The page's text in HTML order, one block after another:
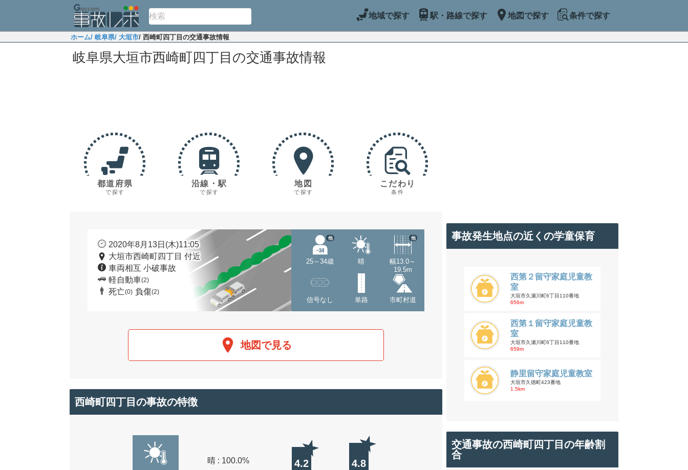
地域で探す 駅・路線で探す 地図で探す 条件で探す
ホーム/ 岐阜県/ 大垣市/ 西崎町四丁目の交通事故情報
岐阜県大垣市西崎町四丁目の交通事故情報
都道府県
で探す
沿線・駅
で探す
地図
で探す
こだわり
条件
2020年8月13日(木)11:05
大垣市西崎町四丁目 付近
車両相互 小破事故
軽自動車(2)
死亡(0) 負傷(2)
25～34歳
他
晴
幅13.0～
19.5m
他
信号なし 単路 市町村道
地図で見る
西崎町四丁目の事故の特徴
晴 : 100.0% 4.2 4.8
事故発生地点の近くの学童保育
西第２留守家庭児童教
室
大垣市久瀬川町6丁目110番地
656m
西第１留守家庭児童教
室
大垣市久瀬川町6丁目110番地
659m
静里留守家庭児童教室
大垣市久徳町423番地
1.5km
交通事故の西崎町四丁目の年齢割
合